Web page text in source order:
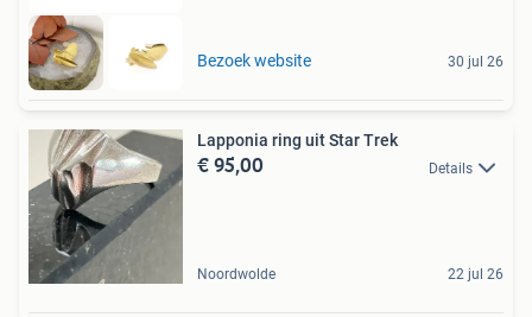
Bezoek website 30 jul 26
Lapponia ring uit Star Trek
€ 95,00 Details
Noordwolde 22 jul 26